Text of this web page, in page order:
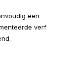
een
verf